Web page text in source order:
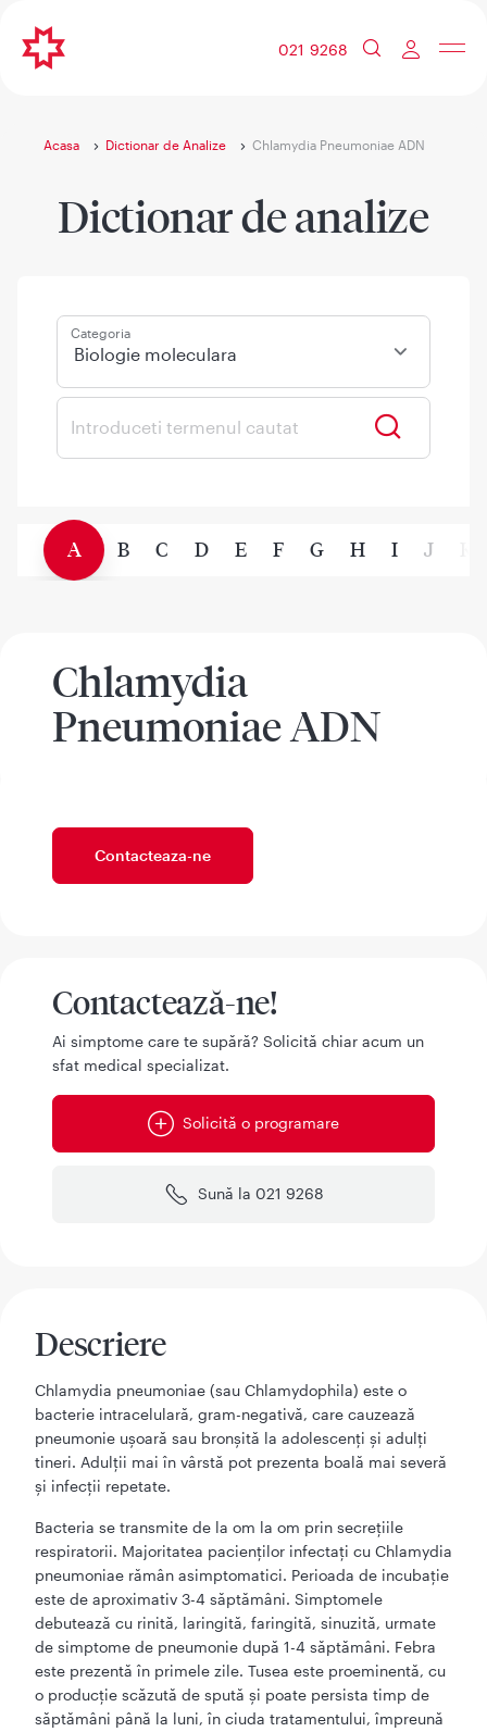
021 9268
Acasa Dictionar de Analize Chlamydia Pneumoniae ADN
Dictionar de analize
Categoria
Biologie moleculara
A B C D E F G H I J
Chlamydia
Pneumoniae ADN
Contacteaza-ne
Contactează-ne!
Ai simptome care te supără? Solicită chiar acum un
sfat medical specializat.
Solicită o programare
Sună la 021 9268
Descriere
Chlamydia pneumoniae (sau Chlamydophila) este o
bacterie intracelulară, gram-negativă, care cauzează
pneumonie ușoară sau bronșită la adolescenți și adulți
tineri. Adulții mai în vârstă pot prezenta boală mai severă
și infecții repetate.
Bacteria se transmite de la om la om prin secrețiile
respiratorii. Majoritatea pacienților infectați cu Chlamydia
pneumoniae rămân asimptomatici. Perioada de incubație
este de aproximativ 3-4 săptămâni. Simptomele
debutează cu rinită, laringită, faringită, sinuzită, urmate
de simptome de pneumonie după 1-4 săptămâni. Febra
este prezentă în primele zile. Tusea este proeminentă, cu
o producție scăzută de spută și poate persista timp de
săptămâni până la luni, în ciuda tratamentului, împreună